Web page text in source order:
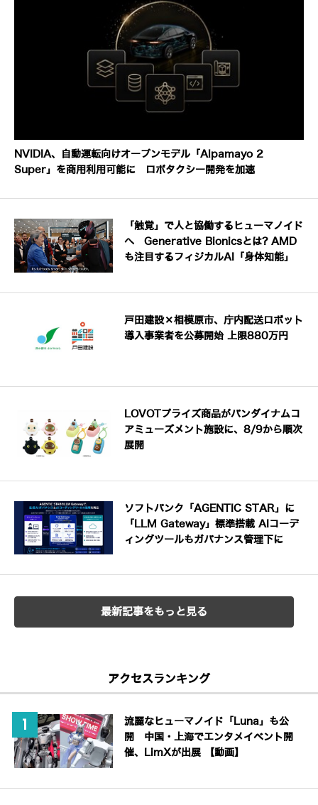
NVIDIA、自動運転向けオープンモデル「Alpamayo 2
Super」を商用利用可能に ロボタクシー開発を加速
「触覚」で人と協働するヒューマノイド
へ Generative Bionicsとは? AMD
も注目するフィジカルAI「身体知能」
戸田建設×相模原市、庁内配送ロボット
導入事業者を公募開始 上限880万円
LOVOTプライズ商品がバンダイナムコ
アミューズメント施設に、8/9から順次
展開
ソフトバンク「AGENTIC STAR」に
「LLM Gateway」標準搭載 AIコーデ
ィングツールもガバナンス管理下に
最新記事をもっと見る
アクセスランキング
流麗なヒューマノイド「Luna」も公
開 中国・上海でエンタメイベント開
催、LimXが出展 【動画】